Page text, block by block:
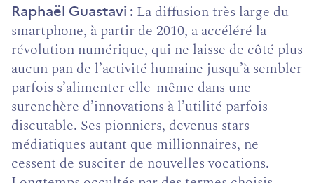
Raphaël Guastavi
La diffusion très large du
smartphone, à partir de 2010, a accéléré la
révolution numérique, qui ne laisse de côté plus
aucun pan de l’activité humaine jusqu’à sembler
parfois s’alimenter elle-même dans une
surenchère d’innovations à l’utilité parfois
discutable. Ses pionniers, devenus stars
médiatiques autant que millionnaires, ne
cessent de susciter de nouvelles vocations.